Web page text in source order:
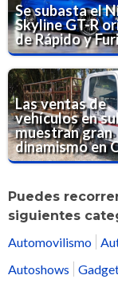
Se subasta el
Skyline GT-R
de Rápido y
Las ventas de
vehículos en
muestran gran
dinamismo en
Puedes
siguientes
Automovilismo
Autoshows